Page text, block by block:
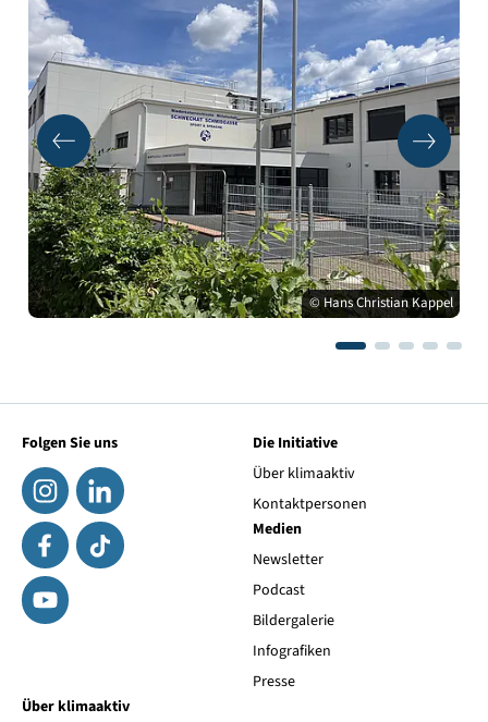
© Hans Christian Kappel
Folgen Sie uns
Die Initiative
Über klimaaktiv
Kontaktpersonen
Medien
Newsletter
Podcast
Bildergalerie
Infografiken
Presse
Über klimaaktiv